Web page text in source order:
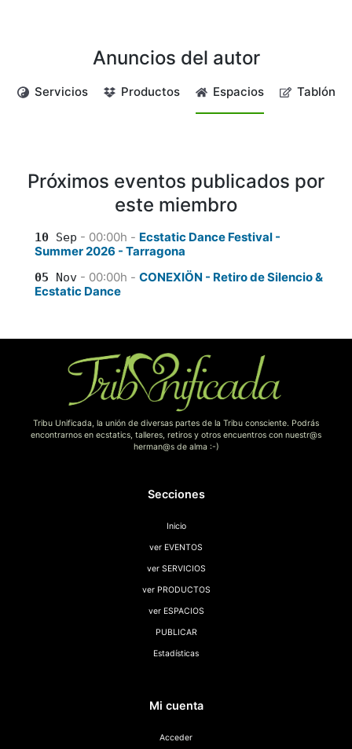
Anuncios del autor
Servicios Productos Espacios Tablón
Próximos eventos publicados por
este miembro
10 Sep - 00:00h - Ecstatic Dance Festival -
Summer 2026 - Tarragona
05 Nov - 00:00h - CONEXIÖN - Retiro de Silencio &
Ecstatic Dance
Tribu Unificada, la unión de diversas partes de la Tribu consciente. Podrás
encontrarnos en ecstatics, talleres, retiros y otros encuentros con nuestr@s
herman@s de alma :-)
Secciones
Inicio
ver EVENTOS
ver SERVICIOS
ver PRODUCTOS
ver ESPACIOS
PUBLICAR
Estadísticas
Mi cuenta
Acceder